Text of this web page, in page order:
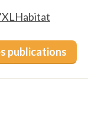
publications